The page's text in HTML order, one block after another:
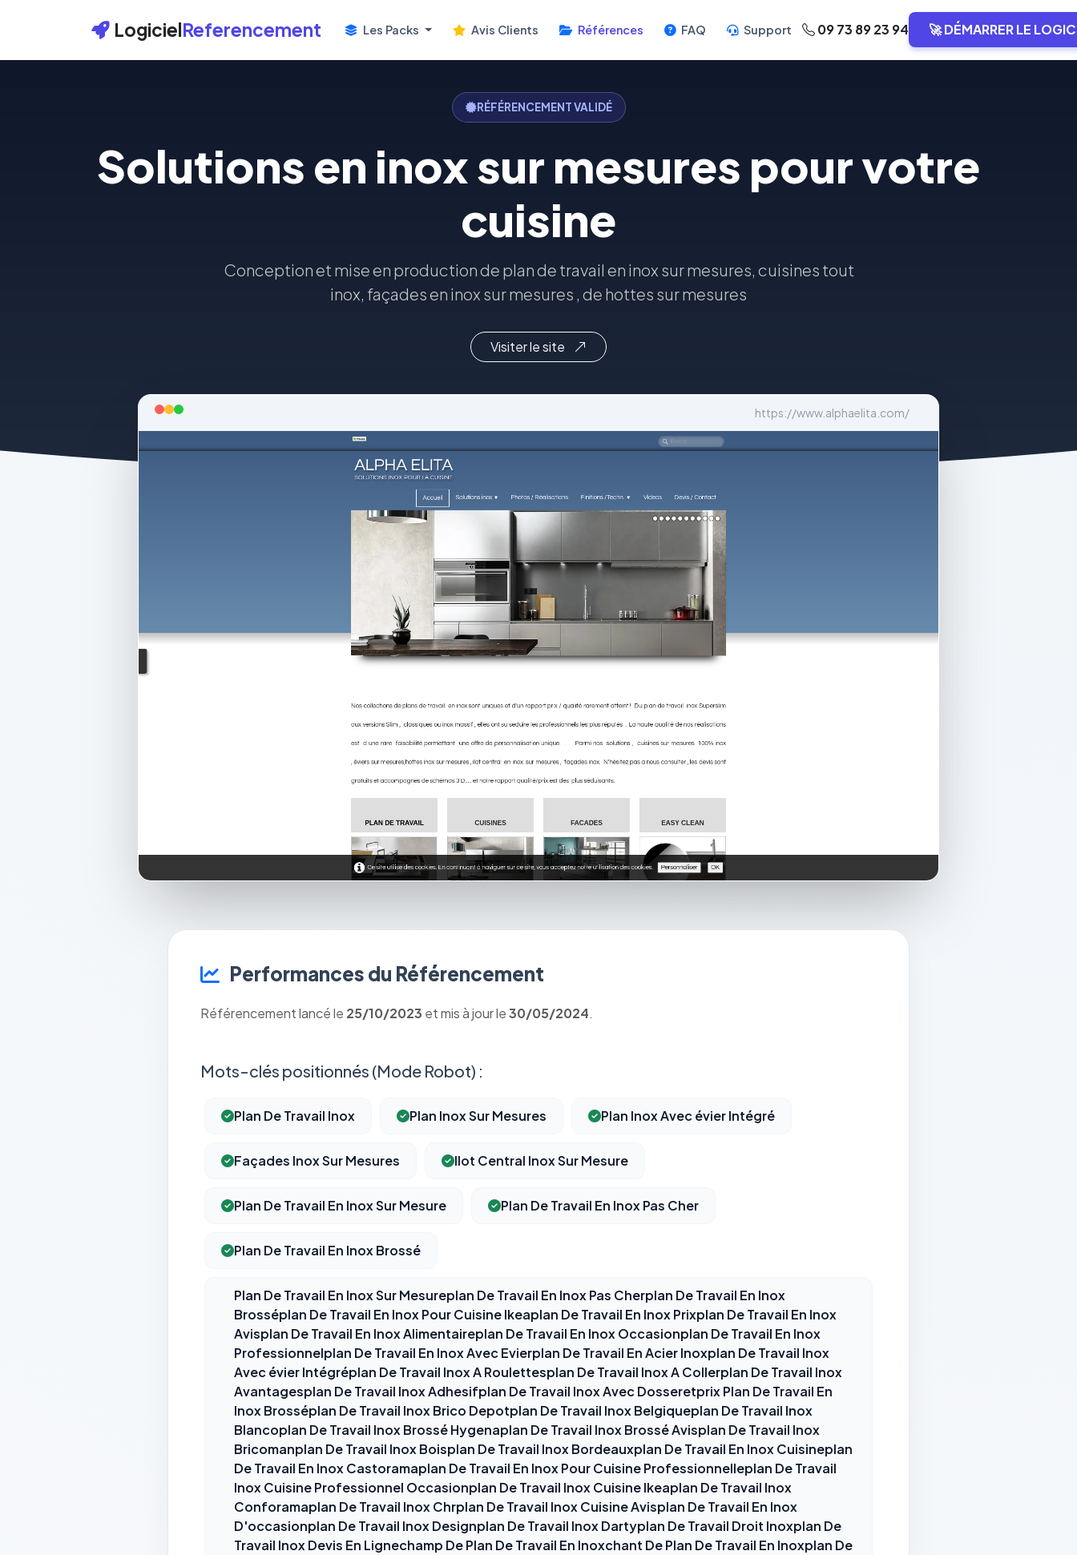
LogicielReferencement Les Packs Avis Clients Références FAQ Support 09 73 89 23 94 🚀 DÉMARRER LE
RÉFÉRENCEMENT VALIDÉ
Solutions en inox sur mesures pour votre
cuisine
Conception et mise en production de plan de travail en inox sur mesures, cuisines tout
inox, façades en inox sur mesures , de hottes sur mesures
Visiter le site
https://www.alphaelita.com/
Performances du Référencement
Référencement lancé le 25/10/2023 et mis à jour le30/05/2024.
Mots-clés positionnés (Mode Robot) :
Plan De Travail Inox Plan Inox Sur Mesures Plan Inox Avec évier Intégré
Façades Inox Sur Mesures Ilot Central Inox Sur Mesure
Plan De Travail En Inox Sur Mesure Plan De Travail En Inox Pas Cher
Plan De Travail En Inox Brossé
Plan De Travail En Inox Sur Mesureplan De Travail En Inox Pas Cherplan De Travail En Inox
Brosséplan De Travail En Inox Pour Cuisine Ikeaplan De Travail En Inox Prixplan De Travail En Inox
Avisplan De Travail En Inox Alimentaireplan De Travail En Inox Occasionplan De Travail En Inox
Professionnelplan De Travail En Inox Avec Evierplan De Travail En Acier Inoxplan De Travail Inox
Avec évier Intégréplan De Travail Inox A Roulettesplan De Travail Inox A Collerplan De Travail Inox
Avantagesplan De Travail Inox Adhesifplan De Travail Inox Avec Dosseretprix Plan De Travail En
Inox Brosséplan De Travail Inox Brico Depotplan De Travail Inox Belgiqueplan De Travail Inox
Blancoplan De Travail Inox Brossé Hygenaplan De Travail Inox Brossé Avisplan De Travail Inox
Bricomanplan De Travail Inox Boisplan De Travail Inox Bordeauxplan De Travail En Inox Cuisineplan
De Travail En Inox Castoramaplan De Travail En Inox Pour Cuisine Professionnelleplan De Travail
Inox Cuisine Professionnel Occasionplan De Travail Inox Cuisine Ikeaplan De Travail Inox
Conforamaplan De Travail Inox Chrplan De Travail Inox Cuisine Avisplan De Travail En Inox
D'occasionplan De Travail Inox Designplan De Travail Inox Dartyplan De Travail Droit Inoxplan De
Travail Inox Devis En Lignechamp De Plan De Travail En Inoxchant De Plan De Travail En Inoxplan De
⚙️